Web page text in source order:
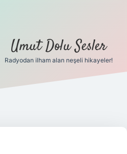
Umut Dolu Sesler
Radyodan ilham alan neşeli hikayeler!